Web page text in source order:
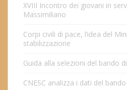
XVIII Incontro dei giovani in
Massimiliano
Corpi civili di pace, l’idea del
stabilizzazione
Guida alla selezioni del bando
CNESC analizza i dati del